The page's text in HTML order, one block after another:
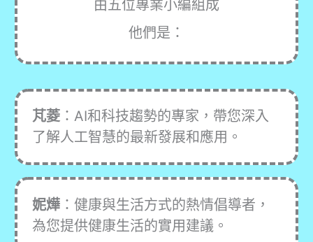
由五位專業小編組成
他們是：
芃菱：AI和科技趨勢的專家，帶您深入
了解人工智慧的最新發展和應用。
妮燁：健康與生活方式的熱情倡導者，
為您提供健康生活的實用建議。